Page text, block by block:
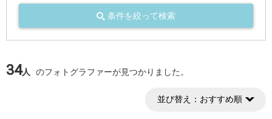
条件を絞って検索
34人 のフォトグラファーが見つかりました。
並び替え： おすすめ順